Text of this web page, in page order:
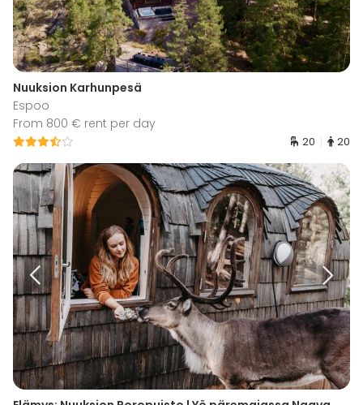
Nuuksion Karhunpesä
Espoo
From 800 € rent per day
20 20